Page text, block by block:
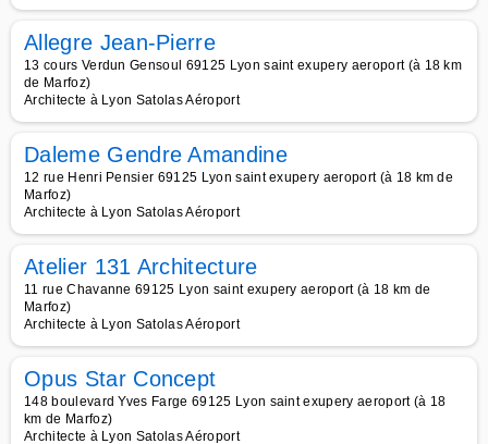
Allegre Jean-Pierre
13 cours Verdun Gensoul 69125 Lyon saint exupery aeroport (à 18 km
de Marfoz)
Architecte à Lyon Satolas Aéroport
Daleme Gendre Amandine
12 rue Henri Pensier 69125 Lyon saint exupery aeroport (à 18 km de
Marfoz)
Architecte à Lyon Satolas Aéroport
Atelier 131 Architecture
11 rue Chavanne 69125 Lyon saint exupery aeroport (à 18 km de
Marfoz)
Architecte à Lyon Satolas Aéroport
Opus Star Concept
148 boulevard Yves Farge 69125 Lyon saint exupery aeroport (à 18
km de Marfoz)
Architecte à Lyon Satolas Aéroport